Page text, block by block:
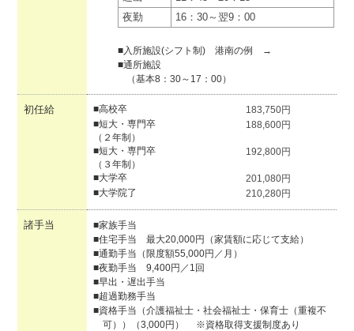
夜勤
16：30～翌9：00
■入所施設(シフト制) 港南の例 →
■通所施設
（基本8：30～17：00）
初任給 ■高校卒
183,750円
■短大・専門卒
（２年制）
188,600円
■短大・専門卒
（３年制）
192,800円
■大学卒
201,080円
■大学院了
210,280円
諸手当
■家族手当
■住宅手当 最大20,000円（家賃額に応じて支給）
■通勤手当（限度額55,000円／月）
■夜勤手当 9,400円／1回
■早出・遅出手当
■超過勤務手当
■資格手当（介護福祉士・社会福祉士・保育士（重複不
可））（3,000円） ※資格取得支援制度あり